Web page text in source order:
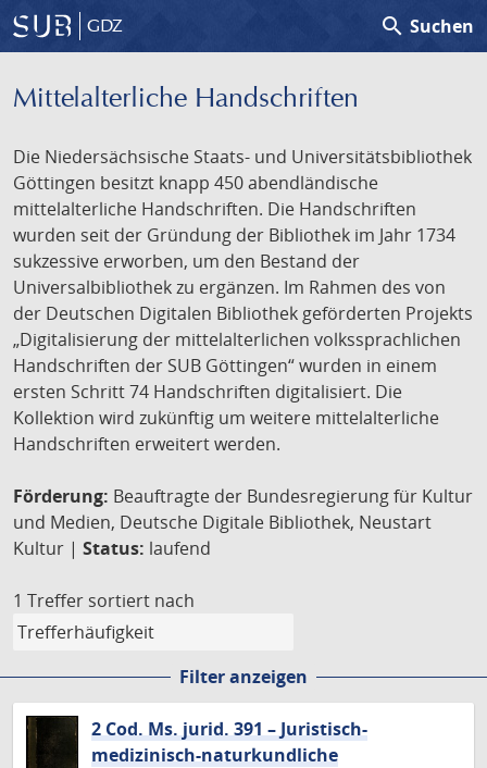
GDZ search Suchen
Mittelalterliche Handschriften
Die Niedersächsische Staats- und Universitätsbibliothek
Göttingen besitzt knapp 450 abendländische
mittelalterliche Handschriften. Die Handschriften
wurden seit der Gründung der Bibliothek im Jahr 1734
sukzessive erworben, um den Bestand der
Universalbibliothek zu ergänzen. Im Rahmen des von
der Deutschen Digitalen Bibliothek geförderten Projekts
„Digitalisierung der mittelalterlichen volkssprachlichen
Handschriften der SUB Göttingen“ wurden in einem
ersten Schritt 74 Handschriften digitalisiert. Die
Kollektion wird zukünftig um weitere mittelalterliche
Handschriften erweitert werden.
Förderung: Beauftragte der Bundesregierung für Kultur
und Medien, Deutsche Digitale Bibliothek, Neustart
Kultur | Status: laufend
1 Treffer sortiert nach
Filter anzeigen
2 Cod. Ms. jurid. 391 – Juristisch-
medizinisch-naturkundliche